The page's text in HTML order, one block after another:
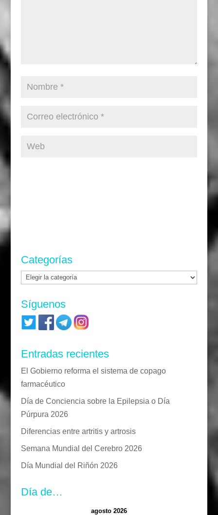
Categorías
Categorías
Síguenos
Entradas recientes
El Gobierno reforma el sistema de copago
farmacéutico
Día de Conciencia sobre la Epilepsia o Día
Púrpura 2026
Diferencias entre artritis y artrosis
Semana Mundial del Cerebro 2026
Día Mundial del Riñón 2026
Día de…
agosto 2026